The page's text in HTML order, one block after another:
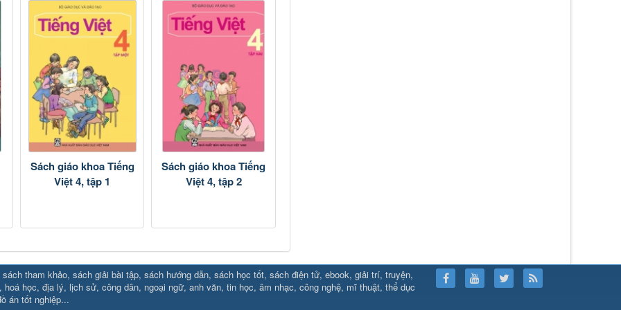
Sách giáo khoa Tiếng
Việt 4, tập 1
Sách giáo khoa Tiếng
Việt 4, tập 2
⇔ https://uk88.rocks ⇔RR88⇔ https://hello8880.net/ ⇔ https://789club24.com/ ⇔https://bomwin.tech/ ⇔ https://789club24.com/
tham khảo, sách giải bài tập, sách hướng dẫn, sách học tốt, sách điện tử, ebook, giải trí, truyện,
học, địa lý, lịch sử, công dân, ngoại ngữ, anh văn, tin học, âm nhạc, công nghệ, mĩ thuật, thể dục
án tốt nghiệp...